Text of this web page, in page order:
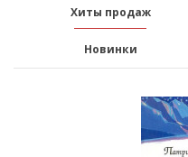
Хиты продаж
Новинки